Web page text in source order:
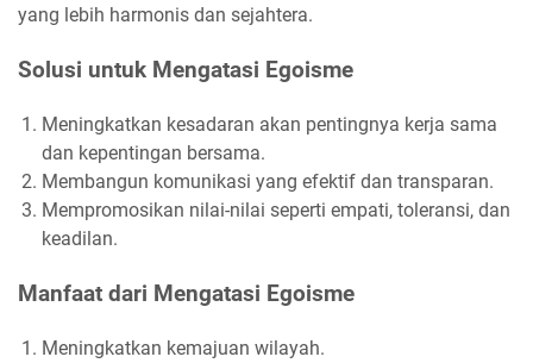
yang lebih harmonis dan sejahtera.
Solusi untuk Mengatasi Egoisme
Meningkatkan kesadaran akan pentingnya kerja sama
dan kepentingan bersama.
Membangun komunikasi yang efektif dan transparan.
Mempromosikan nilai-nilai seperti empati, toleransi, dan
keadilan.
Manfaat dari Mengatasi Egoisme
Meningkatkan kemajuan wilayah.